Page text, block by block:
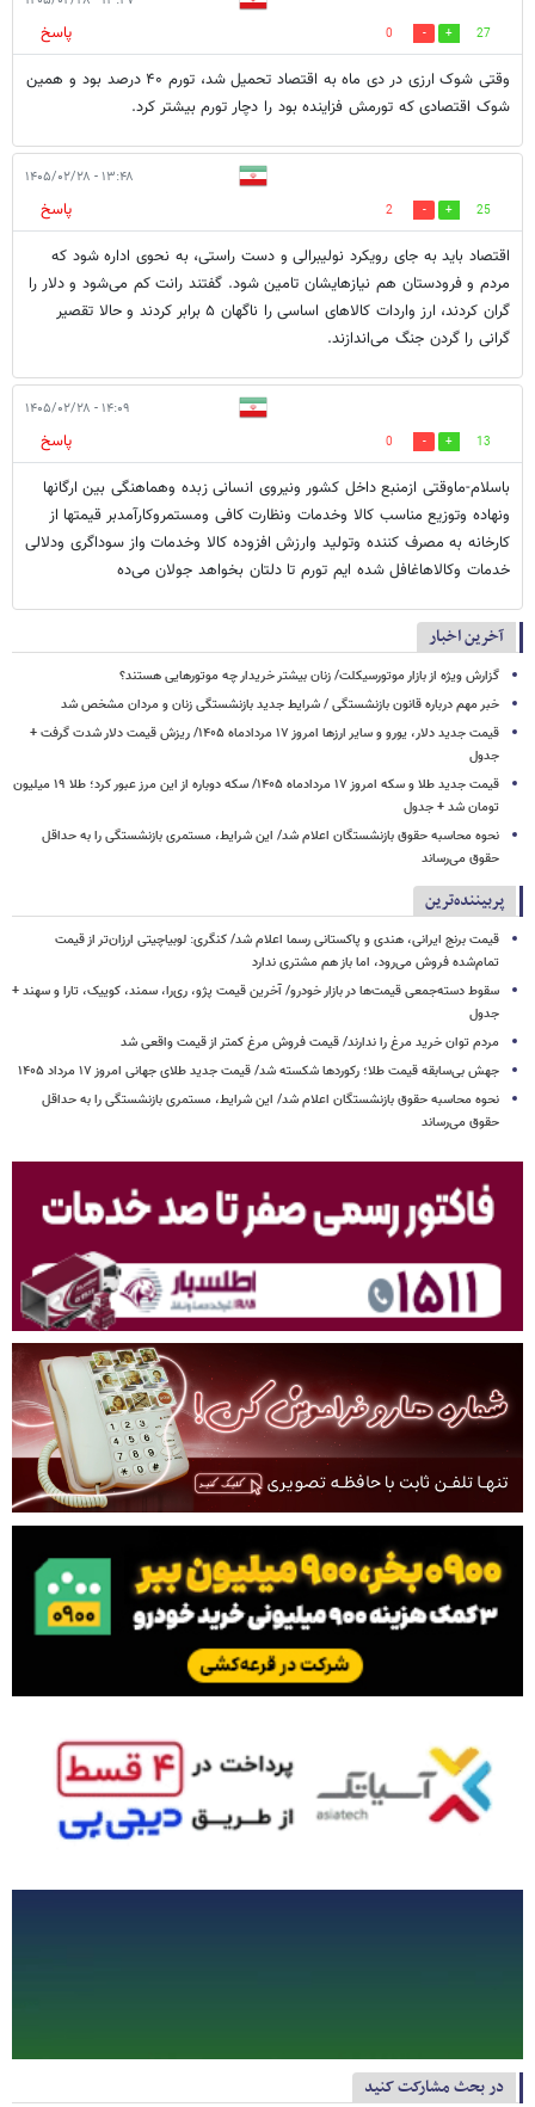
27
0
پاسخ
وقتی شوک ارزی در دی ماه به اقتصاد تحمیل شد، تورم ۴۰ درصد بود و همین
شوک اقتصادی که تورمش فزاینده بود را دچار تورم بیشتر کرد.
۱۳:۴۸ - ۱۴۰۵/۰۲/۲۸
25
2
پاسخ
اقتصاد باید به جای رویکرد نولیبرالی و دست راستی، به نحوی اداره شود که
مردم و فرودستان هم نیازهایشان تامین شود. گفتند رانت کم می‌شود و دلار را
گران کردند، ارز واردات کالاهای اساسی را ناگهان ۵ برابر کردند و حالا تقصیر
گرانی را گردن جنگ می‌اندازند.
۱۴:۰۹ - ۱۴۰۵/۰۲/۲۸
13
0
پاسخ
باسلام-ماوقتی ازمنبع داخل کشور ونیروی انسانی زبده وهماهنگی بین ارگانها
ونهاده وتوزیع مناسب کالا وخدمات ونظارت کافی ومستمروکارآمدبر قیمتها از
کارخانه به مصرف کننده وتولید وارزش افزوده کالا وخدمات واز سوداگری ودلالی
خدمات وکالاهاغافل شده ایم تورم تا دلتان بخواهد جولان می‌ده
آخرین اخبار
گزارش ویژه از بازار موتورسیکلت/ زنان بیشتر خریدار چه موتورهایی هستند؟
خبر مهم درباره قانون بازنشستگی / شرایط جدید بازنشستگی زنان و مردان مشخص شد
قیمت جدید دلار، یورو و سایر ارزها امروز ۱۷ مردادماه ۱۴۰۵/ ریزش قیمت دلار شدت گرفت +
جدول
قیمت جدید طلا و سکه امروز ۱۷ مردادماه ۱۴۰۵/ سکه دوباره از این مرز عبور کرد؛ طلا ۱۹ میلیون
تومان شد + جدول
نحوه محاسبه حقوق بازنشستگان اعلام شد/ این شرایط، مستمری بازنشستگی را به حداقل
حقوق می‌رساند
پربیننده‌ترین
قیمت برنج ایرانی، هندی و پاکستانی رسما اعلام شد/ کنگری: لوبیاچیتی ارزان‌تر از قیمت
تمام‌شده فروش می‌رود، اما باز هم مشتری ندارد
سقوط دسته‌جمعی قیمت‌ها در بازار خودرو/ آخرین قیمت پژو، ری‌را، سمند، کوییک، تارا و سهند +
جدول
مردم توان خرید مرغ را ندارند/ قیمت فروش مرغ کمتر از قیمت واقعی شد
جهش بی‌سابقه قیمت طلا؛ رکوردها شکسته شد/ قیمت جدید طلای جهانی امروز ۱۷ مرداد ۱۴۰۵
نحوه محاسبه حقوق بازنشستگان اعلام شد/ این شرایط، مستمری بازنشستگی را به حداقل
حقوق می‌رساند
در بحث مشارکت کنید